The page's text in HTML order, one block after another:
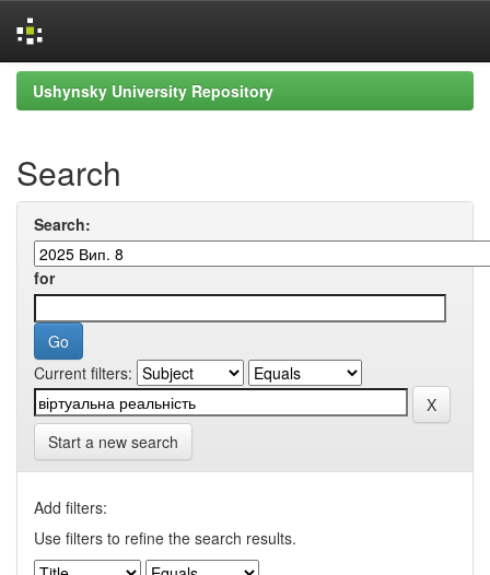
Skip
navigation
Ushynsky University Repository
Search
Search:
for
Current filters:
Start a new search
Add filters:
Use filters to refine the search results.